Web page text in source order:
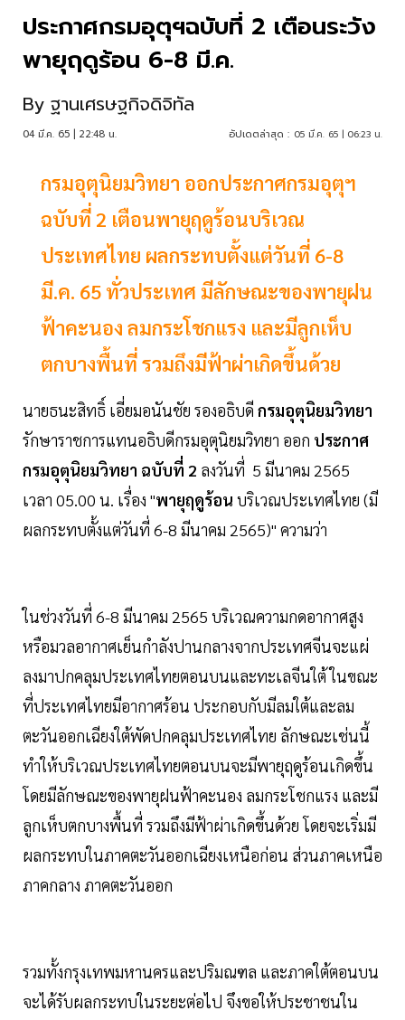
ประกาศกรมอุตุฯฉบับที่ 2 เตือนระวัง
พายุฤดูร้อน 6-8 มี.ค.
By ฐานเศรษฐกิจดิจิทัล
04 มี.ค. 65 | 22:48 น. อัปเดตล่าสุด : 05 มี.ค. 65 | 06:23 น.
กรมอุตุนิยมวิทยา ออกประกาศกรมอุตุฯ
ฉบับที่ 2 เตือนพายุฤดูร้อนบริเวณ
ประเทศไทย ผลกระทบตั้งแต่วันที่ 6-8
มี.ค. 65 ทั่วประเทศ มีลักษณะของพายุฝน
ฟ้าคะนอง ลมกระโชกแรง และมีลูกเห็บ
ตกบางพื้นที่ รวมถึงมีฟ้าผ่าเกิดขึ้นด้วย
นายธนะสิทธิ์ เอี่ยมอนันชัย รองอธิบดี กรมอุตุนิยมวิทยา
รักษาราชการแทนอธิบดีกรมอุตุนิยมวิทยา ออก ประกาศ
กรมอุตุนิยมวิทยา ฉบับที่ 2 ลงวันที่ 5 มีนาคม 2565
เวลา 05.00 น. เรื่อง "พายุฤดูร้อน บริเวณประเทศไทย (มี
ผลกระทบตั้งแต่วันที่ 6-8 มีนาคม 2565)" ความว่า
ในช่วงวันที่ 6-8 มีนาคม 2565 บริเวณความกดอากาศสูง
หรือมวลอากาศเย็นกำลังปานกลางจากประเทศจีนจะแผ่
ลงมาปกคลุมประเทศไทยตอนบนและทะเลจีนใต้ ในขณะ
ที่ประเทศไทยมีอากาศร้อน ประกอบกับมีลมใต้และลม
ตะวันออกเฉียงใต้พัดปกคลุมประเทศไทย ลักษณะเช่นนี้
ทำให้บริเวณประเทศไทยตอนบนจะมีพายุฤดูร้อนเกิดขึ้น
โดยมีลักษณะของพายุฝนฟ้าคะนอง ลมกระโชกแรง และมี
ลูกเห็บตกบางพื้นที่ รวมถึงมีฟ้าผ่าเกิดขึ้นด้วย โดยจะเริ่มมี
ผลกระทบในภาคตะวันออกเฉียงเหนือก่อน ส่วนภาคเหนือ
ภาคกลาง ภาคตะวันออก
รวมทั้งกรุงเทพมหานครและปริมณฑล และภาคใต้ตอนบน
จะได้รับผลกระทบในระยะต่อไป จึงขอให้ประชาชนใน